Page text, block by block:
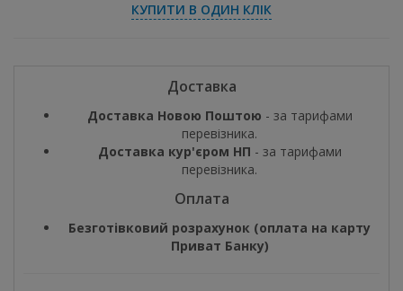
КУПИТИ В ОДИН КЛІК
Доставка
Доставка Новою Поштою - за тарифами
перевізника.
Доставка кур'єром НП - за тарифами
перевізника.
Оплата
Безготівковий розрахунок (оплата на карту
Приват Банку)